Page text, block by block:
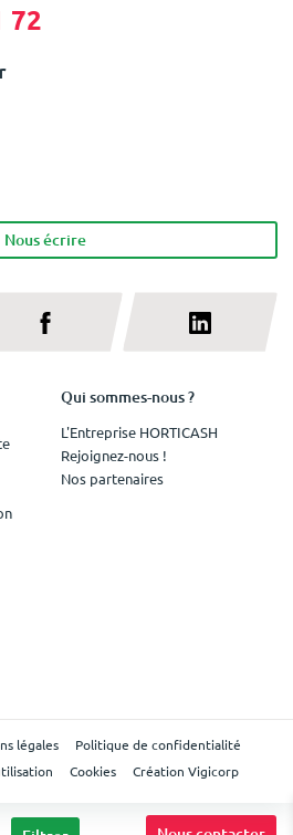
72
Nous écrire
Qui sommes-nous ?
L'Entreprise HORTICASH
Rejoignez-nous !
Nos partenaires
légales
Politique de confidentialité
Cookies Création Vigicorp